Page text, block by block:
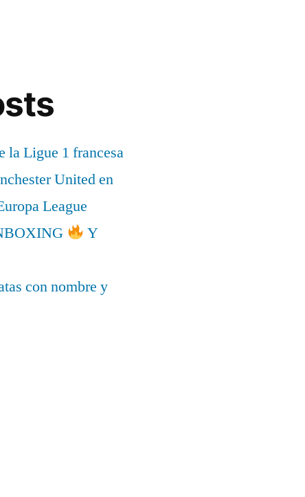
la Ligue 1 francesa
United en
League
Y
con nombre y